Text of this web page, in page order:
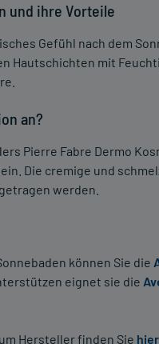
und ihre Vorteile
Gefühl nach dem
Hautschichten mit
an?
Pierre Fabre Dermo
Die cremige und
werden.
können Sie die
eignet sie die
Hersteller finden Sie hier